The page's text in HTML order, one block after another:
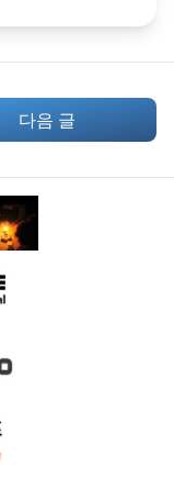
다음 글